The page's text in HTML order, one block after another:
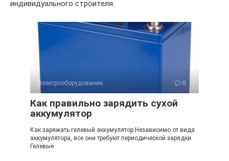
индивидуального строителя.
Электрооборудование 0
Как правильно зарядить сухой
аккумулятор
Как заряжать гелевый аккумулятор Независимо от вида
аккумулятора, все они требуют периодической зарядки.
Гелевые